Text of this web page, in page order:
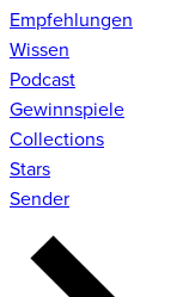
Empfehlungen
Wissen
Podcast
Gewinnspiele
Collections
Stars
Sender